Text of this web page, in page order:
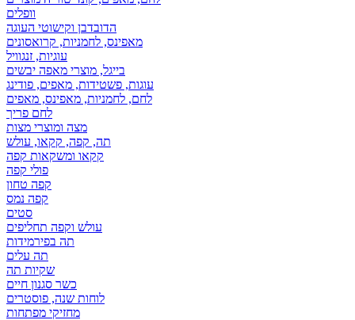
וופלים
הדובדבן וקישוטי העוגה
מאפינס, לחמניות, קרואסונים
עוגיות, זנגוויל
בייגל, מוצרי מאפה יבשים
עוגות, פשטידות, מאפים, פודינג
לחם, לחמניות, מאפינס, מאפים
לחם פריך
מצה ומוצרי מצות
תה, קפה, קקאו, עולש
קקאו ומשקאות קפה
פולי קפה
קפה טחון
קפה נמס
סטים
עולש וקפה תחליפים
תה בפירמידות
תה עלים
שקיות תה
כשר סגנון חיים
לוחות שנה, פוסטרים
מחזיקי מפתחות